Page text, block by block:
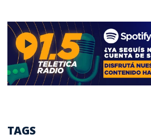
TAGS